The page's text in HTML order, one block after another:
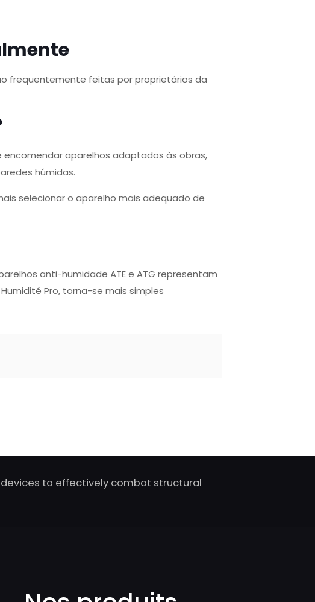
frequentemente feitas por proprietários da
encomendar aparelhos adaptados às obras,
húmidas.
selecionar o aparelho mais adequado de
anti-humidade ATE e ATG representam
Pro, torna-se mais simples
to effectively combat structural